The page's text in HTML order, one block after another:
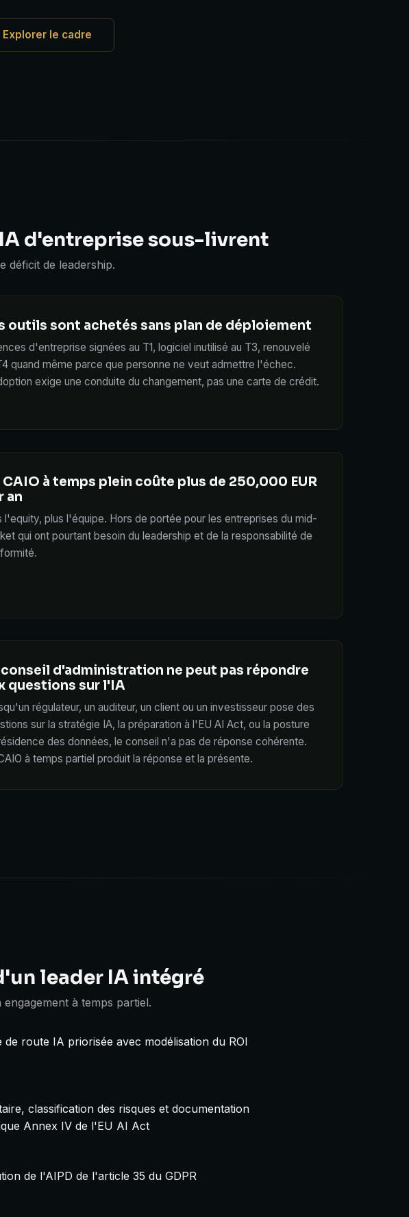
Explorer le cadre
d'entreprise sous-livrent
déficit de leadership.
outils sont achetés sans plan de déploiement
d'entreprise signées au T1, logiciel inutilisé au T3, renouvelé
quand même parce que personne ne veut admettre l'échec.
exige une conduite du changement, pas une carte de crédit.
CAIO à temps plein coûte plus de 250,000 EUR
an
l'equity, plus l'équipe. Hors de portée pour les entreprises du mid-
qui ont pourtant besoin du leadership et de la responsabilité de
conseil d'administration ne peut pas répondre
questions sur l'IA
régulateur, un auditeur, un client ou un investisseur pose des
sur la stratégie IA, la préparation à l'EU AI Act, ou la posture
des données, le conseil n'a pas de réponse cohérente.
à temps partiel produit la réponse et la présente.
leader IA intégré
à temps partiel.
de route IA priorisée avec modélisation du ROI
classification des risques et documentation
Annex IV de l'EU AI Act
de l'AIPD de l'article 35 du GDPR